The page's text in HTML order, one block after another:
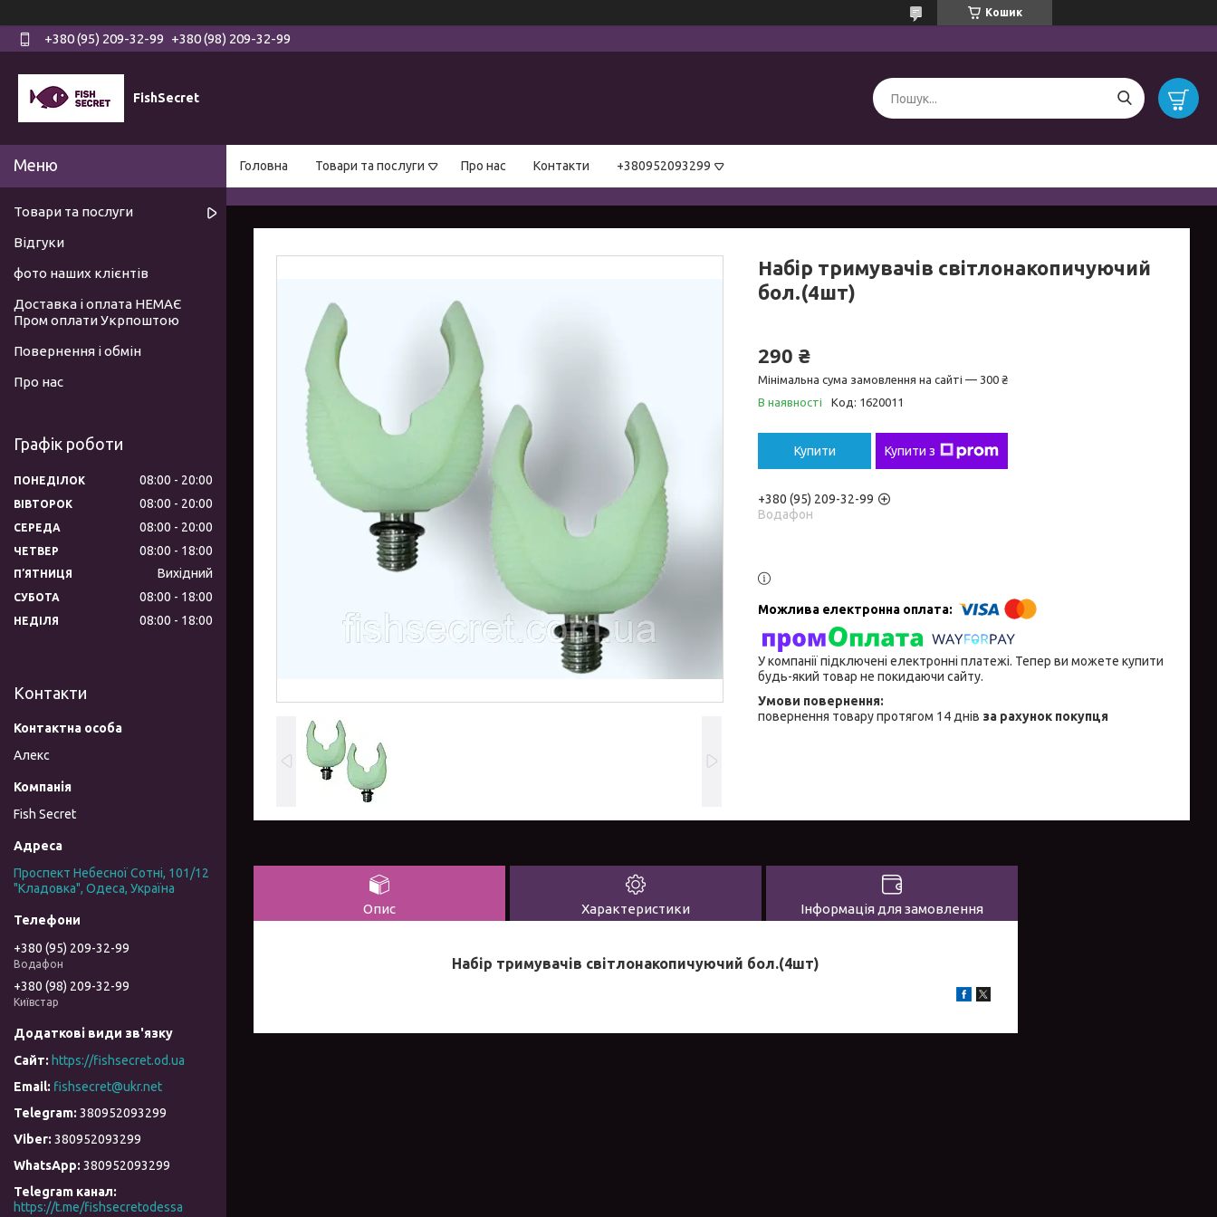
Кошик
+380 (95) 209-32-99 +380 (98) 209-32-99
FishSecret
Головна Товари та послуги Про нас Контакти +380952093299
Набір тримувачів світлонакопичуючий
бол.(4шт)
290 ₴
Мінімальна сума замовлення на сайті — 300 ₴
В наявності
Код: 1620011
Купити Купити з
+380 (95) 209-32-99
Водафон
У компанії підключені електронні платежі. Тепер ви можете купити
будь-який товар не покидаючи сайту.
повернення товару протягом 14 днів за рахунок покупця
Опис Характеристики Інформація для замовлення
Набір тримувачів світлонакопичуючий бол.(4шт)
Товари та послуги
Відгуки
фото наших клієнтів
Доставка і оплата НЕМАЄ
Пром оплати Укрпоштою
Повернення і обмін
Про нас
Графік роботи
ПОНЕДІЛОК 08:00 20:00
ВІВТОРОК 08:00 20:00
СЕРЕДА 08:00 20:00
ЧЕТВЕР 08:00 18:00
ПʼЯТНИЦЯ Вихідний
СУБОТА 08:00 18:00
НЕДІЛЯ 08:00 18:00
Контакти
Алекс
Fish Secret
Проспект Небесної Сотні, 101/12
"Кладовка", Одеса, Україна
+380 (95) 209-32-99
Водафон
+380 (98) 209-32-99
Київстар
https://fishsecret.od.ua
fishsecret@ukr.net
380952093299
380952093299
380952093299
Telegram канал
https://t.me/fishsecretodessa